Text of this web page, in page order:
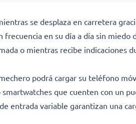
se desplaza en carretera
en su día a día sin miedo
o mientras recibe indicaciones
podrá cargar su teléfono
que cuenten con un
entrada variable garantizan una